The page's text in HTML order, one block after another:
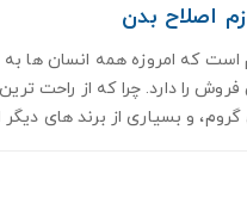
اصلاح بدن
است که امروزه همه انسان ها
فروش را دارد. چرا که از
و بسیاری از برند های